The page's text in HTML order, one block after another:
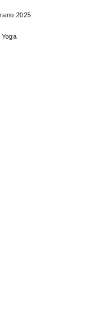
2025